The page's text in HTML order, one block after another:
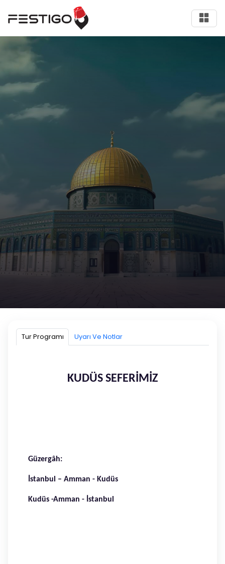
İLK KIBLEMİZ MESCİD-İ AKSA'YA YOLCULUK...
4 GECE | 5 GÜN
13 MAYIS 2026 - 17 MAYIS 2026
Tur Programı Uyarı Ve Notlar
KUDÜS SEFERİMİZ
Güzergâh:
İstanbul – Amman - Kudüs
Kudüs -Amman - İstanbul